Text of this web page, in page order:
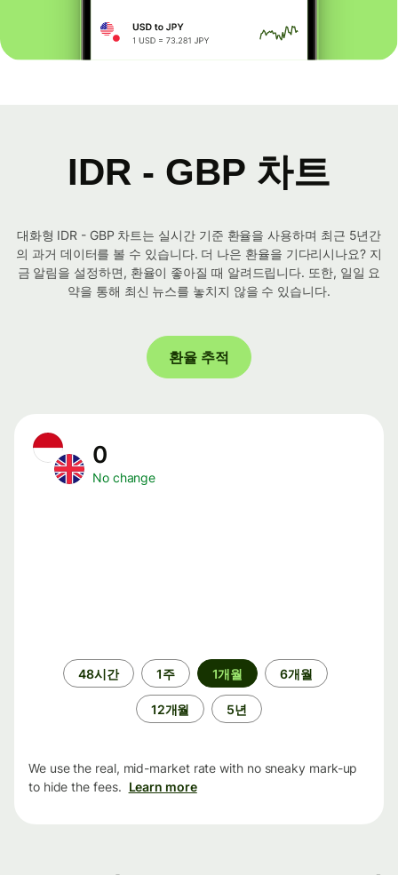
IDR - GBP 차트
대화형 IDR - GBP 차트는 실시간 기준 환율을 사용하며 최근 5년간
의 과거 데이터를 볼 수 있습니다. 더 나은 환율을 기다리시나요? 지
금 알림을 설정하면, 환율이 좋아질 때 알려드립니다. 또한, 일일 요
약을 통해 최신 뉴스를 놓치지 않을 수 있습니다.
환율 추적
0
No change
48시간 1주 1개월 6개월
12개월 5년
We use the real, mid-market rate with no sneaky mark-up
to hide the fees. Learn more